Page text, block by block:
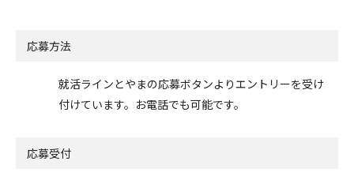
応募方法
就活ラインとやまの応募ボタンよりエントリーを受け
付けています。お電話でも可能です。
応募受付